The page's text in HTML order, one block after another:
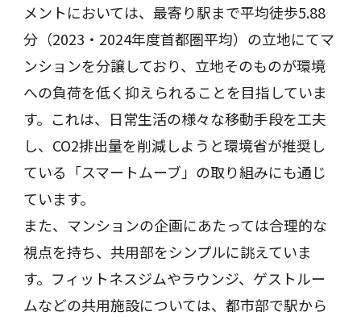
メントにおいては、最寄り駅まで平均徒歩5.88
分（2023・2024年度首都圏平均）の立地にてマ
ンションを分譲しており、立地そのものが環境
への負荷を低く抑えられることを目指していま
す。これは、日常生活の様々な移動手段を工夫
し、CO2排出量を削減しようと環境省が推奨し
ている「スマートムーブ」の取り組みにも通じ
ています。
また、マンションの企画にあたっては合理的な
視点を持ち、共用部をシンプルに誂えていま
す。フィットネスジムやラウンジ、ゲストルー
ムなどの共用施設については、都市部で駅から